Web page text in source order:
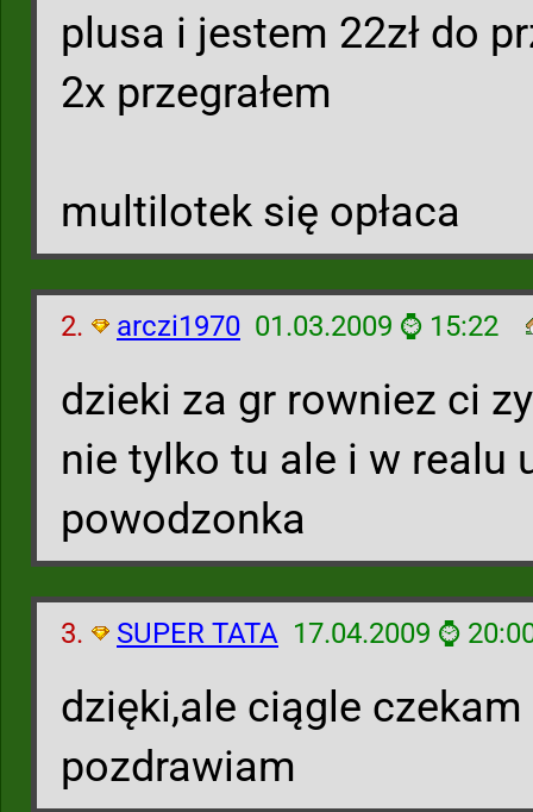
plusa i jestem 22zł do
2x przegrałem
multilotek się opłaca
2. arczi1970 01.03.2009 ⌚ 15:22
dzieki za gr rowniez ci
nie tylko tu ale i w realu
powodzonka
3. SUPER TATA 17.04.2009 ⌚
dzięki,ale ciągle
pozdrawiam